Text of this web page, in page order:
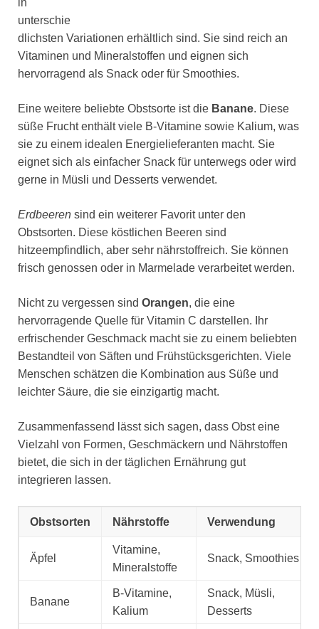
unterschie
dlichsten Variationen erhältlich sind. Sie sind reich an
Vitaminen und Mineralstoffen und eignen sich
hervorragend als Snack oder für Smoothies.
Eine weitere beliebte Obstsorte ist die Banane. Diese
süße Frucht enthält viele B-Vitamine sowie Kalium, was
sie zu einem idealen Energielieferanten macht. Sie
eignet sich als einfacher Snack für unterwegs oder wird
gerne in Müsli und Desserts verwendet.
Erdbeeren sind ein weiterer Favorit unter den
Obstsorten. Diese köstlichen Beeren sind
hitzeempfindlich, aber sehr nährstoffreich. Sie können
frisch genossen oder in Marmelade verarbeitet werden.
Nicht zu vergessen sind Orangen, die eine
hervorragende Quelle für Vitamin C darstellen. Ihr
erfrischender Geschmack macht sie zu einem beliebten
Bestandteil von Säften und Frühstücksgerichten. Viele
Menschen schätzen die Kombination aus Süße und
leichter Säure, die sie einzigartig macht.
Zusammenfassend lässt sich sagen, dass Obst eine
Vielzahl von Formen, Geschmäckern und Nährstoffen
bietet, die sich in der täglichen Ernährung gut
integrieren lassen.
Obstsorten Nährstoffe Verwendung
Äpfel
Vitamine,
Mineralstoffe
Snack, Smoothies
Banane
B-Vitamine,
Kalium
Snack, Müsli,
Desserts